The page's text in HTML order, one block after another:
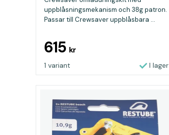
uppblåsningsmekanism och 38g patron.
Passar till Crewsaver uppblåsbara ...
615 kr
1 variant I lager